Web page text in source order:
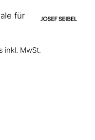
für
inkl. MwSt.